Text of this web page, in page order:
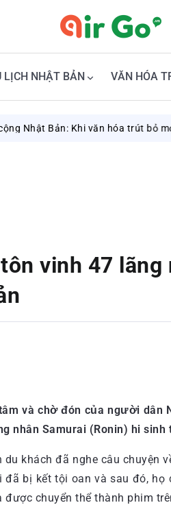
LỊCH NHẬT BẢN VĂN HÓA
Bản: Khi văn hóa trút bỏ mọi rảo
vinh 47
và chờ đón của người dân
nhân Samurai (Ronin) hi
khách đã nghe câu
bị kết tội oan và sau đó,
chuyển thể thành phim